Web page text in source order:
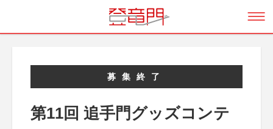
募集終了
第11回 追手門グッズコンテ